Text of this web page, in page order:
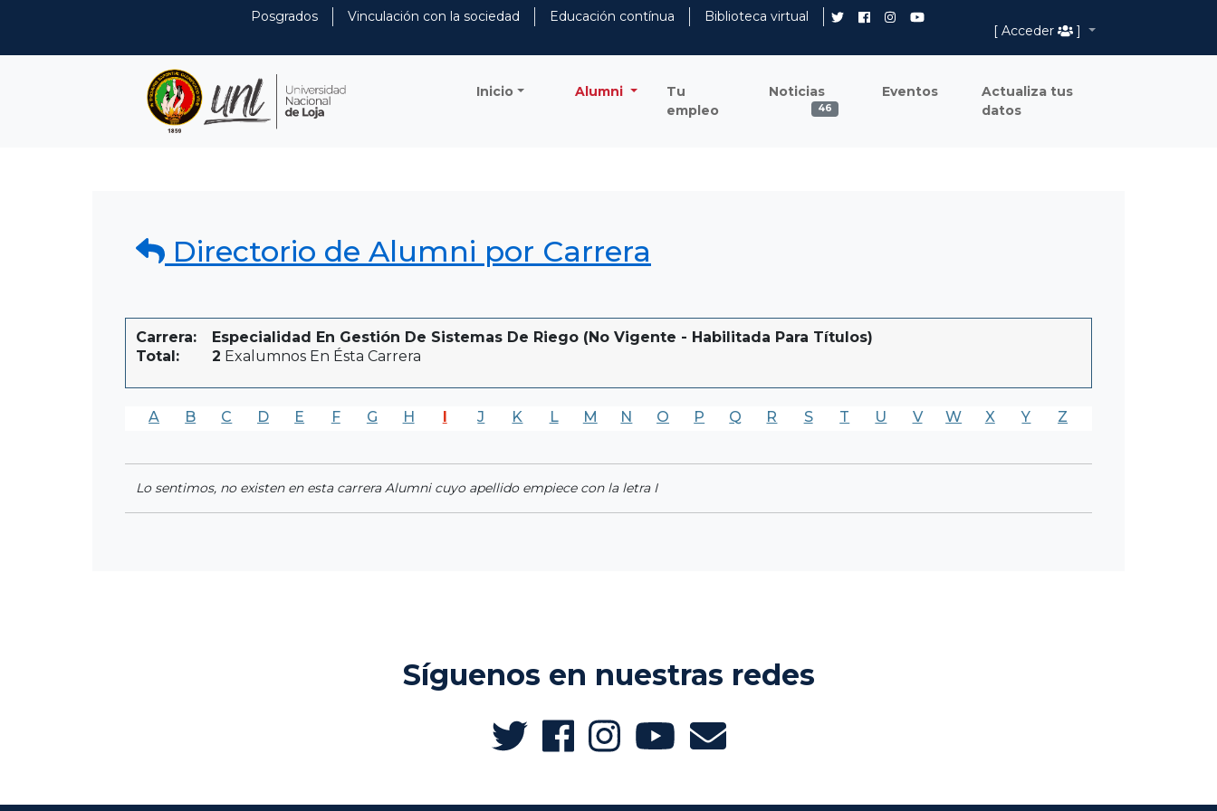
Posgrados Vinculación con la sociedad Educación contínua
Biblioteca virtual
[ Acceder
]
Inicio Alumni
Tu
empleo
Noticias
46
Eventos
Actualiza tus
datos
Directorio de Alumni por Carrera
Carrera:
Especialidad En Gestión De Sistemas De Riego (No Vigente - Habilitada Para Títulos)
Total:
2 Exalumnos En Ésta Carrera
A B C D E F G H I J K L M N O P Q R S T U V W X Y Z
Lo sentimos, no existen en esta carrera Alumni cuyo apellido empiece con la letra I
Síguenos en nuestras redes